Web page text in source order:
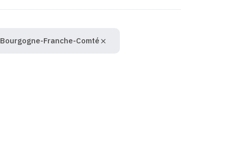
Bourgogne-Franche-Comté